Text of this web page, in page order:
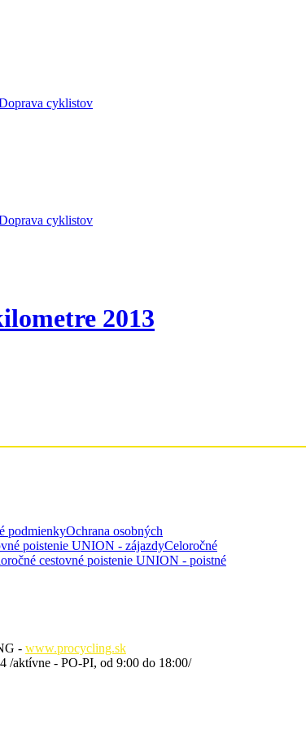
cyklistov
cyklistov
2013
podmienkyOchrana osobných
poistenie UNION - zájazdyCeloročné
cestovné poistenie UNION - poistné
- www.procycling.sk
/aktívne - PO-PI, od 9:00 do 18:00/